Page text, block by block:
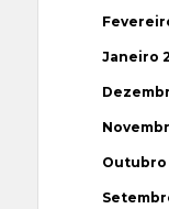
Janeiro
Outubro